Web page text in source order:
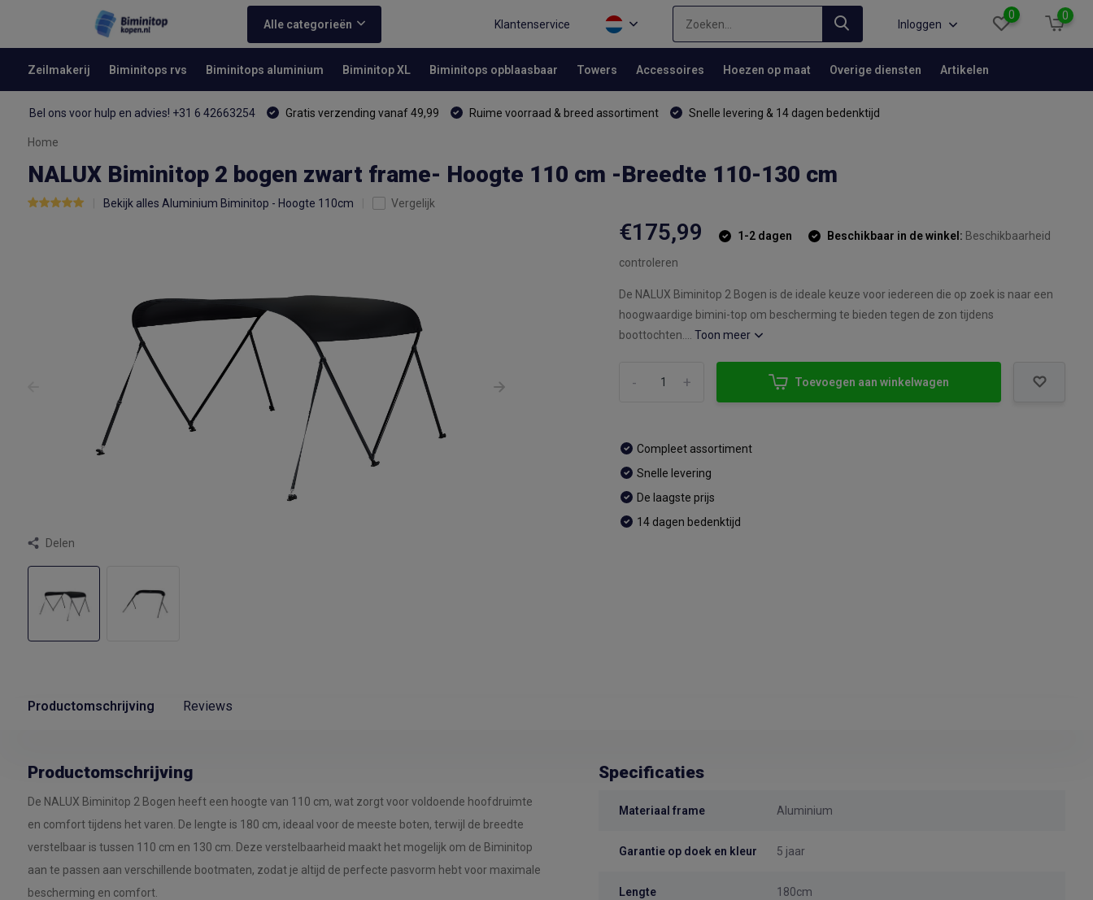
Alle categorieën Klantenservice Inloggen
0 0
Zeilmakerij Biminitops rvs Biminitops aluminium Biminitop XL Biminitops opblaasbaar Towers Accessoires Hoezen op maat Overige diensten Artikelen
Bel ons voor hulp en advies! +31 6 42663254 Gratis verzending vanaf 49,99 Ruime voorraad & breed assortiment Snelle levering & 14 dagen bedenktijd
Home
NALUX Biminitop 2 bogen zwart frame- Hoogte 110 cm -Breedte 110-130 cm
Bekijk alles Aluminium Biminitop - Hoogte 110cm Vergelijk
Delen
€175,99 1-2 dagen Beschikbaar in de winkel: Beschikbaarheid
controleren
De NALUX Biminitop 2 Bogen is de ideale keuze voor iedereen die op zoek is naar een
hoogwaardige bimini-top om bescherming te bieden tegen de zon tijdens
boottochten....Toon meer
+
- Toevoegen aan winkelwagen
Compleet assortiment
Snelle levering
De laagste prijs
14 dagen bedenktijd
Productomschrijving Reviews
Productomschrijving
De NALUX Biminitop 2 Bogen heeft een hoogte van 110 cm, wat zorgt voor voldoende hoofdruimte
en comfort tijdens het varen. De lengte is 180 cm, ideaal voor de meeste boten, terwijl de breedte
verstelbaar is tussen 110 cm en 130 cm. Deze verstelbaarheid maakt het mogelijk om de Biminitop
aan te passen aan verschillende bootmaten, zodat je altijd de perfecte pasvorm hebt voor maximale
bescherming en comfort.
Specificaties
Materiaal frame Aluminium
Garantie op doek en kleur 5 jaar
Lengte 180cm